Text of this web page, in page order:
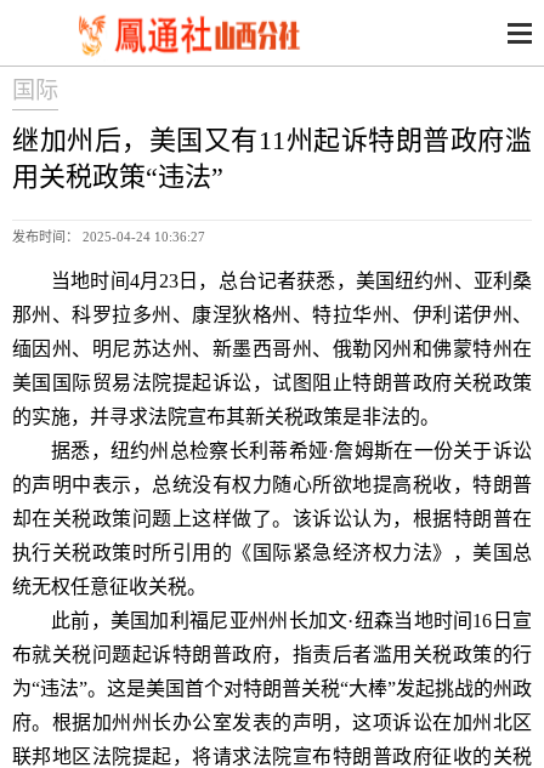
国际
继加州后，美国又有11州起诉特朗普政府滥
用关税政策“违法”
发布时间： 2025-04-24 10:36:27
当地时间4月23日，总台记者获悉，美国纽约州、亚利桑
那州、科罗拉多州、康涅狄格州、特拉华州、伊利诺伊州、
缅因州、明尼苏达州、新墨西哥州、俄勒冈州和佛蒙特州在
美国国际贸易法院提起诉讼，试图阻止特朗普政府关税政策
的实施，并寻求法院宣布其新关税政策是非法的。
据悉，纽约州总检察长利蒂希娅·詹姆斯在一份关于诉讼
的声明中表示，总统没有权力随心所欲地提高税收，特朗普
却在关税政策问题上这样做了。该诉讼认为，根据特朗普在
执行关税政策时所引用的《国际紧急经济权力法》，美国总
统无权任意征收关税。
此前，美国加利福尼亚州州长加文·纽森当地时间16日宣
布就关税问题起诉特朗普政府，指责后者滥用关税政策的行
为“违法”。这是美国首个对特朗普关税“大棒”发起挑战的州政
府。根据加州州长办公室发表的声明，这项诉讼在加州北区
联邦地区法院提起，将请求法院宣布特朗普政府征收的关税